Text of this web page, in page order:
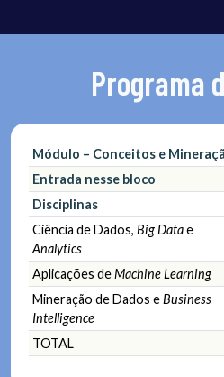
Programa
Módulo – Conceitos e
Entrada nesse bloco
Disciplinas
Ciência de Dados, Big Datae
Analytics
Aplicações deMachine Learning
Mineração de Dados eBusiness
Intelligence
TOTAL